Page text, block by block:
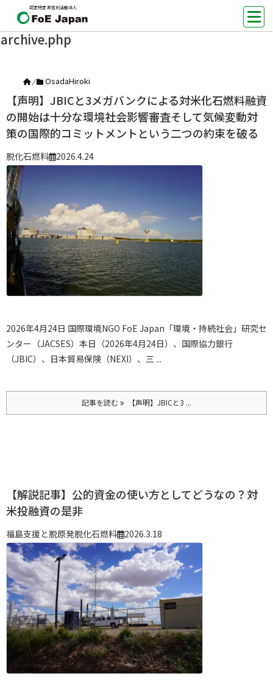
認定特定非営利活動法人
archive.php
/ OsadaHiroki
【声明】JBICと3メガバンクによる対米化石燃料融資
の開始は十分な環境社会影響審査そして気候変動対
策の国際的コミットメントという二つの約束を破る
脱化石燃料 2026.4.24
2026年4月24日 国際環境NGO FoE Japan 「環境・持続社会」研究セ
ンター（JACSES） 本日（2026年4月24日）、国際協力銀行
（JBIC）、日本貿易保険（NEXI）、三 ...
記事を読む 【声明】JBICと3 ...
【解説記事】公的資金の使い方としてどうなの？対
米投融資の是非
福島支援と脱原発脱化石燃料 2026.3.18